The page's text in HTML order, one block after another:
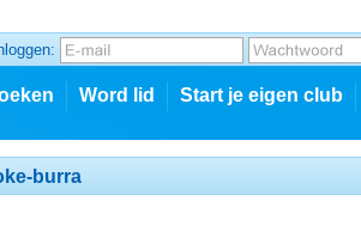
Word lid Start je eigen club
burra